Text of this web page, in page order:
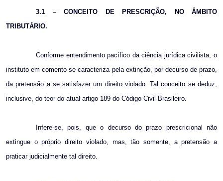
3.1 – CONCEITO DE PRESCRIÇÃO, NO ÂMBITO
TRIBUTÁRIO.
Conforme entendimento pacífico da ciência jurídica civilista, o
instituto em comento se caracteriza pela extinção, por decurso de prazo,
da pretensão a se satisfazer um direito violado. Tal conceito se deduz,
inclusive, do teor do atual artigo 189 do Código Civil Brasileiro.
Infere-se, pois, que o decurso do prazo prescricional não
extingue o próprio direito violado, mas, tão somente, a pretensão a
praticar judicialmente tal direito.